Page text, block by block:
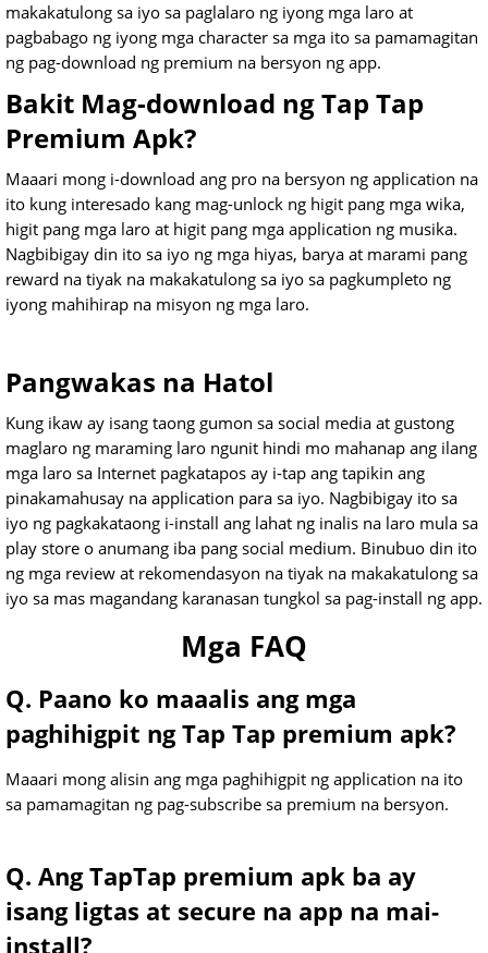
makakatulong sa iyo sa paglalaro ng iyong mga laro at
pagbabago ng iyong mga character sa mga ito sa pamamagitan
ng pag-download ng premium na bersyon ng app.
Bakit Mag-download ng Tap Tap
Premium Apk?
Maaari mong i-download ang pro na bersyon ng application na
ito kung interesado kang mag-unlock ng higit pang mga wika,
higit pang mga laro at higit pang mga application ng musika.
Nagbibigay din ito sa iyo ng mga hiyas, barya at marami pang
reward na tiyak na makakatulong sa iyo sa pagkumpleto ng
iyong mahihirap na misyon ng mga laro.
Pangwakas na Hatol
Kung ikaw ay isang taong gumon sa social media at gustong
maglaro ng maraming laro ngunit hindi mo mahanap ang ilang
mga laro sa Internet pagkatapos ay i-tap ang tapikin ang
pinakamahusay na application para sa iyo. Nagbibigay ito sa
iyo ng pagkakataong i-install ang lahat ng inalis na laro mula sa
play store o anumang iba pang social medium. Binubuo din ito
ng mga review at rekomendasyon na tiyak na makakatulong sa
iyo sa mas magandang karanasan tungkol sa pag-install ng app.
Mga FAQ
Q. Paano ko maaalis ang mga
paghihigpit ng Tap Tap premium apk?
Maaari mong alisin ang mga paghihigpit ng application na ito
sa pamamagitan ng pag-subscribe sa premium na bersyon.
Q. Ang TapTap premium apk ba ay
isang ligtas at secure na app na mai-
install?